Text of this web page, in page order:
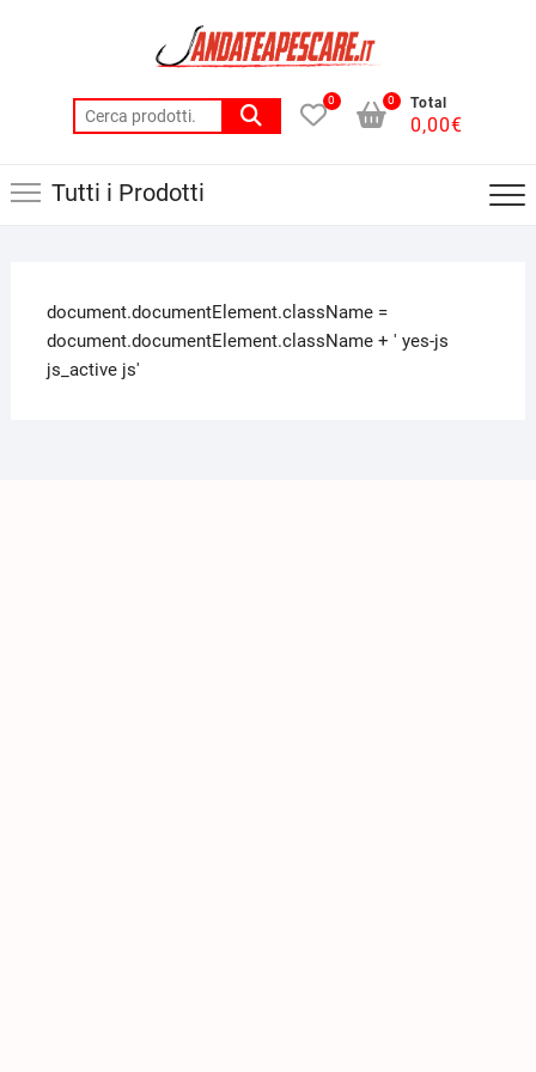
0 Total
0,00€
0
Tutti i Prodotti
document.documentElement.className =
document.documentElement.className + ' yes-js
js_active js'